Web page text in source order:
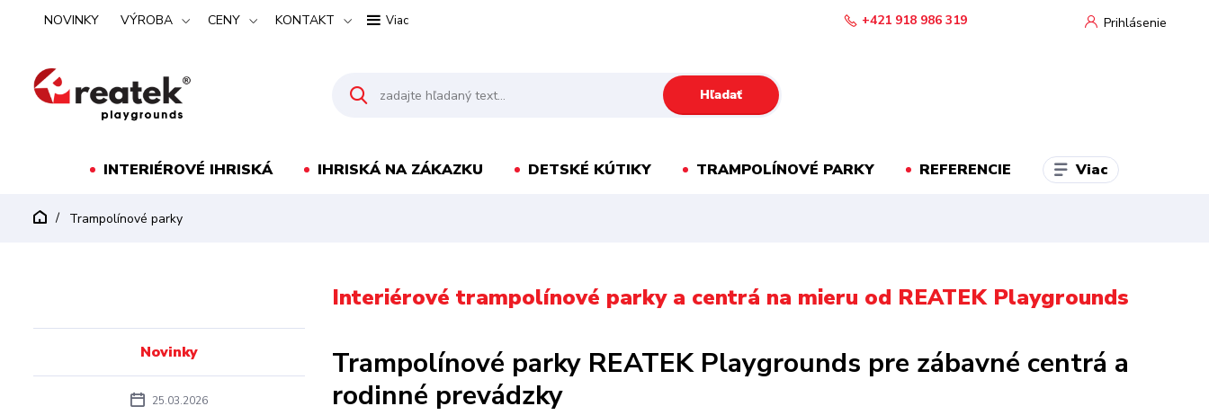
NOVINKY VÝROBA CENY KONTAKT Viac Prihlásenie
Hľadať
+421 918 986 319
INTERIÉROVÉ IHRISKÁ IHRISKÁ NA ZÁKAZKU DETSKÉ KÚTIKY TRAMPOLÍNOVÉ PARKY REFERENCIE Viac
Trampolínové parky
Interiérové trampolínové parky a centrá na mieru od REATEK Playgrounds
Trampolínové parky REATEK Playgrounds pre zábavné centrá a
rodinné prevádzky
Novinky
25.03.2026